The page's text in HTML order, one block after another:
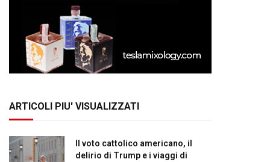
ARTICOLI PIU' VISUALIZZATI
Il voto cattolico americano, il
delirio di Trump e i viaggi di